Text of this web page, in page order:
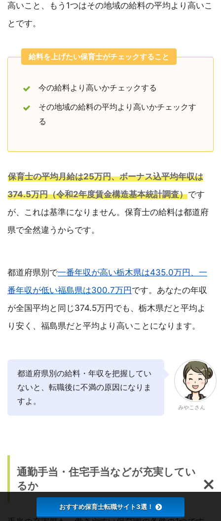
高いこと、もう1つはその地域の給料の平均より高いこ
とです。
給料を上げたい保育士がチェックすること
今の給料より高いかチェックする
その地域の給料の平均より高いかチェックす
る
保育士の平均月給は25万円、ボーナス込平均年収は
374.5万円（令和2年度賃金構造基本統計調査）です
が、これは基準になりません。保育士の給料は都道府
県で全然違うからです。
都道府県別で一番年収が高い栃木県は435.0万円、一
番年収が低い福島県は300.7万円 です。あなたの年収
が全国平均と同じ374.5万円でも、栃木県だと平均よ
り安く、福島県だと平均より高いことになります。
都道府県別の給料・年収を把握してい
ないと、転職後に不満の原因になりま
すよ。
みやこさん
通勤手当・住宅手当などが充実してい
るか
おすすめ保育士転職サイト3選！